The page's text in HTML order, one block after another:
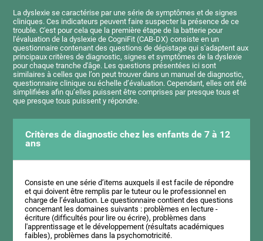
La dyslexie se caractérise par une série de symptômes et de signes
cliniques. Ces indicateurs peuvent faire suspecter la présence de ce
trouble. C'est pour cela que la première étape de la batterie pour
l'évaluation de la dyslexie de CogniFit (CAB-DX) consiste en un
questionnaire contenant des questions de dépistage qui s'adaptent aux
principaux critères de diagnostic, signes et symptômes de la dyslexie
pour chaque tranche d'âge. Les questions présentées ici sont
similaires à celles que l’on peut trouver dans un manuel de diagnostic,
questionnaire clinique ou échelle d’évaluation. Cependant, elles ont été
simplifiées afin qu’elles puissent être comprises par presque tous et
que presque tous puissent y répondre.
Critères de diagnostic chez les enfants de 7 à 12
ans
Consiste en une série d’items auxquels il est facile de répondre
et qui doivent être remplis par le tuteur ou le professionnel en
charge de l’évaluation. Le questionnaire contient des questions
concernant les domaines suivants : problèmes en lecture -
écriture (difficultés pour lire ou écrire), problèmes dans
l'apprentissage et le développement (résultats académiques
faibles), problèmes dans la psychomotricité.